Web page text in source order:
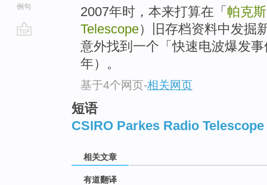
例句
2007年时，本来打算在「 帕克
Telescope）旧存档资料中发掘
意外找到一个「快速电波爆发
年）。
基于4个网页-相关网页
短语
CSIRO Parkes Radio Telescope
相关文章
有道翻译